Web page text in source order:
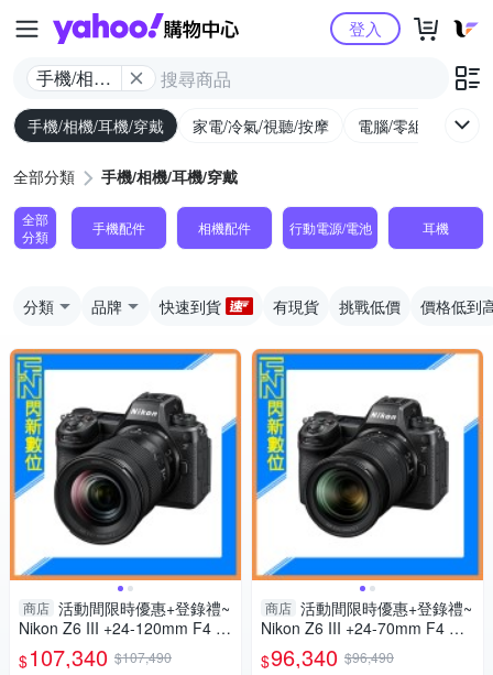
Yahoo購物中心
手機/相機/
耳機/穿戴
登入
手機/相機/耳機/穿戴 家電/冷氣/視聽/按摩 電腦/零組件/週邊/
全部分類 手機/相機/耳機/穿戴
全部
分類
手機配件 相機配件 行動電源/電池 耳機
分類 品牌 快速到貨 有現貨 挑戰低價 價格低到
商店 活動間限時優惠+登錄禮~
Nikon Z6 III +24-120mm F4 套
組(Z6III,公司貨)
$107,340 $107,490
商店 活動間限時優惠+登錄禮~
Nikon Z6 III +24-70mm F4 套
組(Z6III,公司貨)
$96,340 $96,490